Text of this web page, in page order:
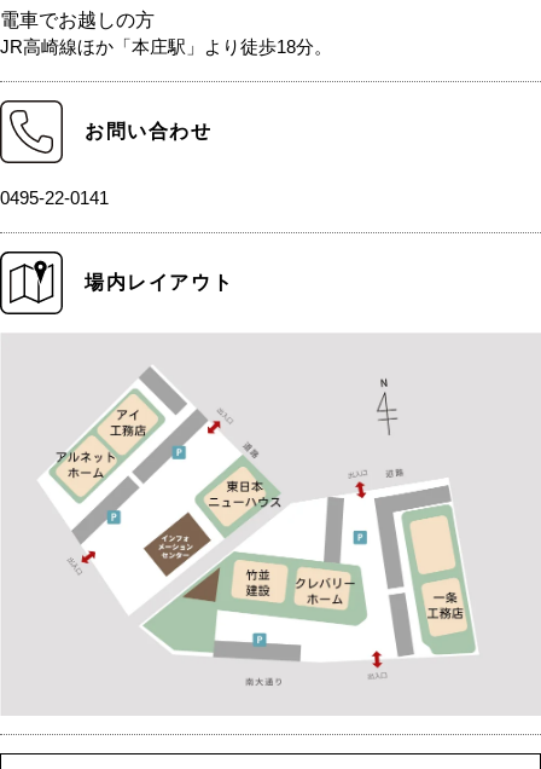
電車でお越しの方
JR高崎線ほか「本庄駅」より徒歩18分。
お問い合わせ
0495-22-0141
場内レイアウト